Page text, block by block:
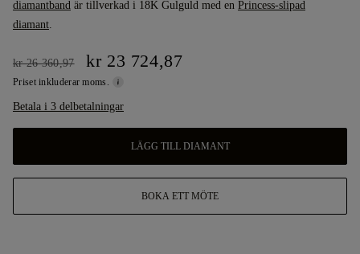
diamantband är tillverkad i 18K Gulguld med en Princess-slipad
diamant.
kr 26 360,97 kr 23 724,87
Priset inkluderar moms.
Betala i 3 delbetalningar
LÄGG TILL DIAMANT
BOKA ETT MÖTE